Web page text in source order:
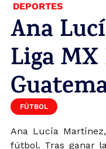
DEPORTES
Ana
Liga
FÚTBOL
Ana Lucía
fútbol. Tras ganar